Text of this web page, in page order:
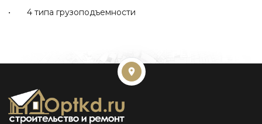
• 4 типа грузоподъемности